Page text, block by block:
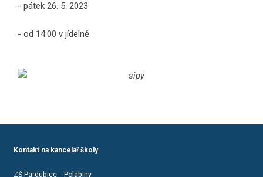
- pátek 26. 5. 2023
- od 14:00 v jídelně
Kontakt na kancelář školy
ZŠ Pardubice - Polabiny